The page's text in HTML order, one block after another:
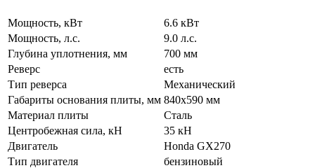
Мощность, кВт
6.6 кВт
Мощность, л.с.
9.0 л.с.
Глубина уплотнения, мм
700 мм
Реверс
есть
Тип реверса
Механический
Габариты основания плиты, мм 840x590 мм
Материал плиты
Сталь
Центробежная сила, кН
35 кН
Двигатель
Honda GX270
Тип двигателя
бензиновый